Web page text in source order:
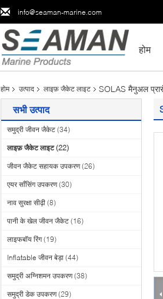
info@seaman-marine.com
होम
होम उत्पाद लाइफ़ जैकेट लाइट SOLAS मैनुअल
सभी उत्पाद
समुद्री जीवन जैकेट (34)
लाइफ़ जैकेट लाइट (22)
जीवन जैकेट सहायक उपकरण (26)
एयर साँसिंग उपकरण (30)
नाव सुरक्षा सीढ़ी (8)
पानी के खेल जीवन जैकेट (16)
लाइफबॉय रिंग (19)
Inflatable जीवन बेड़ा (44)
समुद्री अग्निशमन उपकरण (38)
समुद्री डेक उपकरण (29)